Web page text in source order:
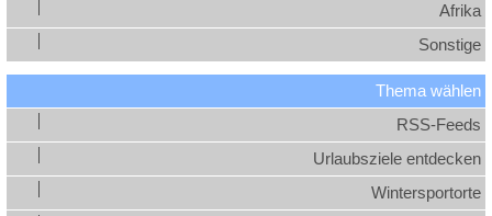
Afrika
Sonstige
Thema wählen
RSS-Feeds
Urlaubsziele entdecken
Wintersportorte